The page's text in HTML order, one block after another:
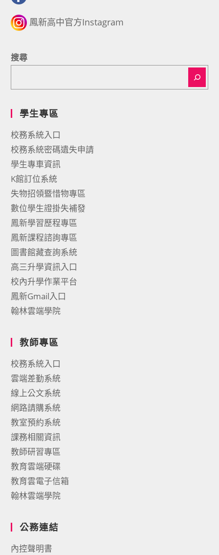
鳳新高中官方Instagram
搜尋
學生專區
校務系統入口
校務系統密碼遺失申請
學生專車資訊
K館訂位系統
失物招領暨惜物專區
數位學生證掛失補發
鳳新學習歷程專區
鳳新課程諮詢專區
圖書館藏查詢系統
高三升學資訊入口
校內升學作業平台
鳳新Gmail入口
翰林雲端學院
教師專區
校務系統入口
雲端差勤系統
線上公文系統
網路請購系統
教室預約系統
課務相關資訊
教師研習專區
教育雲端硬碟
教育雲電子信箱
翰林雲端學院
公務連結
內控聲明書